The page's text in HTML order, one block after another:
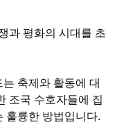
과 평화의 시대를 초
축제와 활동에 대
조국 수호자들에 집
훌륭한 방법입니다.